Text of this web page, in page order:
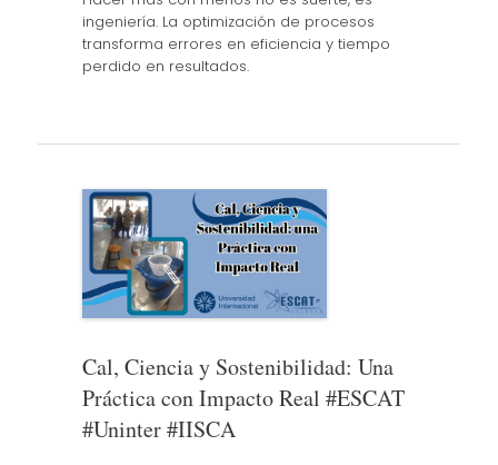
ingeniería. La optimización de procesos
transforma errores en eficiencia y tiempo
perdido en resultados.
Cal, Ciencia y Sostenibilidad: Una
Práctica con Impacto Real #ESCAT
#Uninter #IISCA